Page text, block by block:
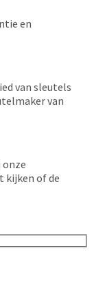
en
van sleutels
van
onze
kijken of de